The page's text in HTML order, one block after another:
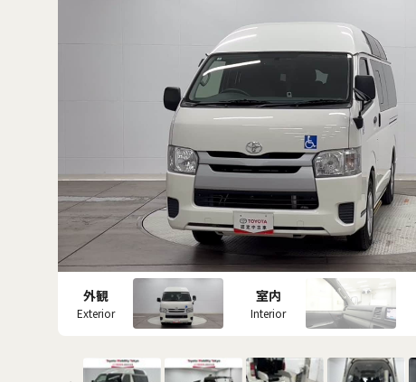
外観
Exterior
室内
Interior